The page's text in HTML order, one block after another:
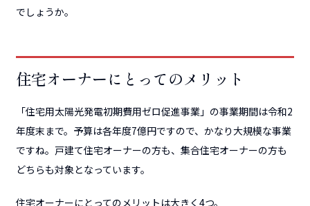
でしょうか。
住宅オーナーにとってのメリット
「住宅用太陽光発電初期費用ゼロ促進事業」の事業期間は令和2
年度末まで。予算は各年度7億円ですので、かなり大規模な事業
ですね。戸建て住宅オーナーの方も、集合住宅オーナーの方も
どちらも対象となっています。
住宅オーナーにとってのメリットは大きく4つ。